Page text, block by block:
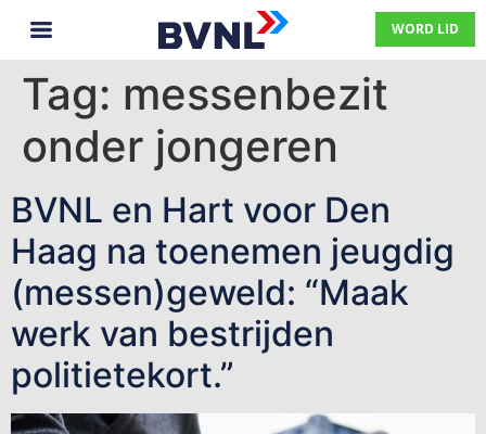
WORD LID
Tag: messenbezit
onder jongeren
BVNL en Hart voor Den
Haag na toenemen jeugdig
(messen)geweld: “Maak
werk van bestrijden
politietekort.”